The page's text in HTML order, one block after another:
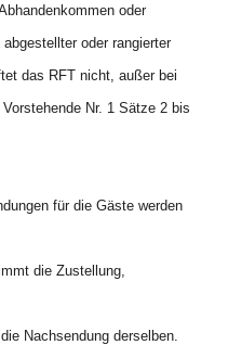
oder
oder rangierter
das RFT nicht, außer bei
Nr. 1 Sätze 2 bis
für die Gäste werden
die Zustellung,
Nachsendung derselben.